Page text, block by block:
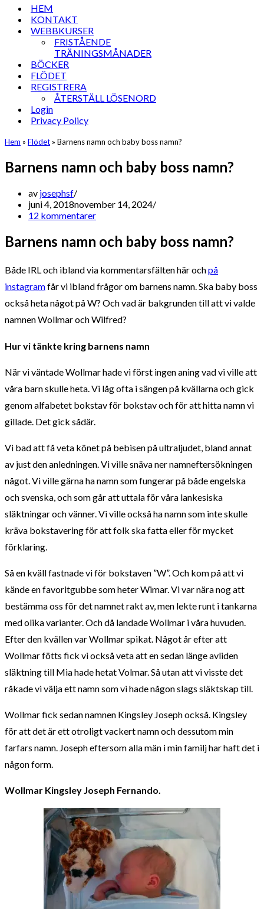
HEM
KONTAKT
WEBBKURSER
FRISTÅENDE
TRÄNINGSMÅNADER
BÖCKER
FLÖDET
REGISTRERA
ÅTERSTÄLL LÖSENORD
Login
Privacy Policy
Hem » Flödet» Barnens namn och baby boss namn?
Barnens namn och baby boss namn?
av josephsf
juni 4, 2018november 14, 2024
12 kommentarer
Barnens namn och baby boss namn?
Både IRL och ibland via kommentarsfälten här ochpå
instagramfår vi ibland frågor om barnens namn. Ska baby boss
också heta något på W? Och vad är bakgrunden till att vi valde
namnen Wollmar och Wilfred?
Hur vi tänkte kring barnens namn
När vi väntade Wollmar hade vi först ingen aning vad vi ville att
våra barn skulle heta. Vi låg ofta i sängen på kvällarna och gick
genom alfabetet bokstav för bokstav och för att hitta namn vi
gillade. Det gick sådär.
Vi bad att få veta könet på bebisen på ultraljudet, bland annat
av just den anledningen. Vi ville snäva ner namneftersökningen
något. Vi ville gärna ha namn som fungerar på både engelska
och svenska, och som går att uttala för våra lankesiska
släktningar och vänner. Vi ville också ha namn som inte skulle
kräva bokstavering för att folk ska fatta eller för mycket
förklaring.
Så en kväll fastnade vi för bokstaven ”W”. Och kom på att vi
kände en favoritgubbe som heter Wimar. Vi var nära nog att
bestämma oss för det namnet rakt av, men lekte runt i tankarna
med olika varianter. Och då landade Wollmar i våra huvuden.
Efter den kvällen var Wollmar spikat. Något år efter att
Wollmar fötts fick vi också veta att en sedan länge avliden
släktning till Mia hade hetat Volmar. Så utan att vi visste det
råkade vi välja ett namn som vi hade någon slags släktskap till.
Wollmar fick sedan namnen Kingsley Joseph också. Kingsley
för att det är ett otroligt vackert namn och dessutom min
farfars namn. Joseph eftersom alla män i min familj har haft det i
någon form.
Wollmar Kingsley Joseph Fernando.